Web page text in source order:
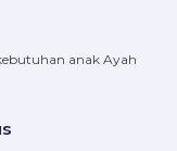
anak Ayah